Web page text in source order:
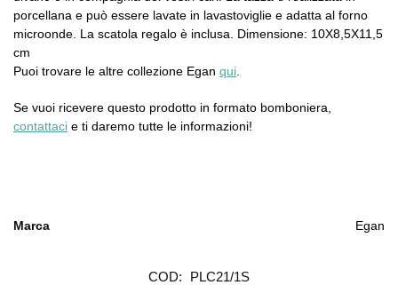
porcellana e può essere lavate in lavastoviglie e adatta al forno
microonde. La scatola regalo è inclusa. Dimensione: 10X8,5X11,5
cm
Puoi trovare le altre collezione Egan qui
Se vuoi ricevere questo prodotto in formato bomboniera,
contattaci e ti daremo tutte le informazioni!
Marca Egan
COD:
PLC21/1S